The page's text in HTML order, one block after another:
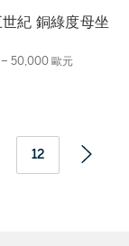
50,000 歐元
12